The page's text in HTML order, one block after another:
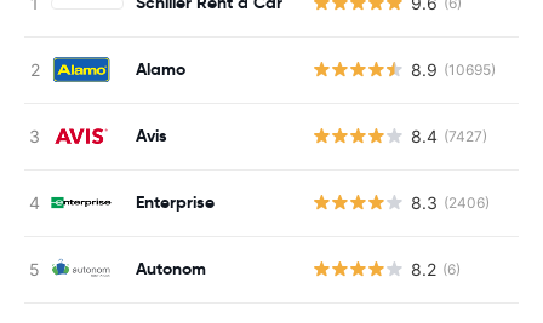
Alamo 8.9 (10695)
Avis 8.4 (7427)
Enterprise 8.3 (2406)
Autonom 8.2 (6)